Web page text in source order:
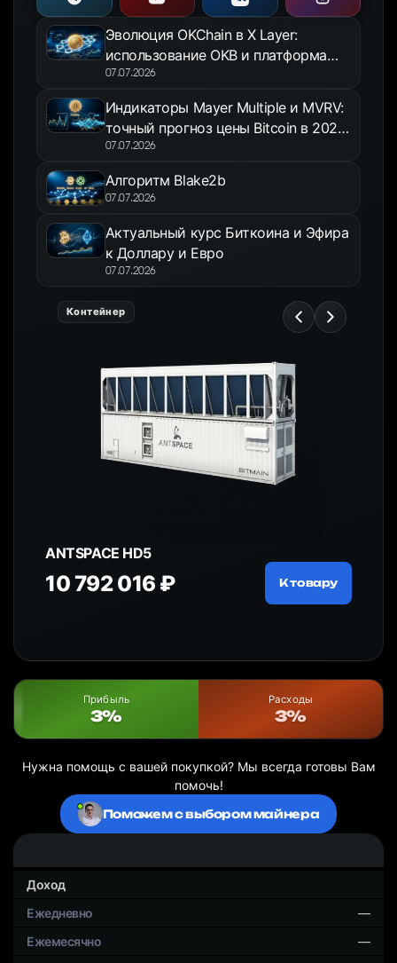
Эволюция OKChain в X Layer:
использование OKB и платформа
OKX Jumpstart в 2026 году
07.07.2026
Индикаторы Mayer Multiple и MVRV:
точный прогноз цены Bitcoin в 2026
году
07.07.2026
Алгоритм Blake2b
07.07.2026
Актуальный курс Биткоина и Эфира
к Доллару и Евро
07.07.2026
Контейнер
ANTSPACE HD5
10 792 016 ₽ К товару
Прибыль
3%
Расходы
3%
Нужна помощь с вашей покупкой? Мы всегда готовы Вам
помочь!
Поможем с выбором майнера
Доход
—
—